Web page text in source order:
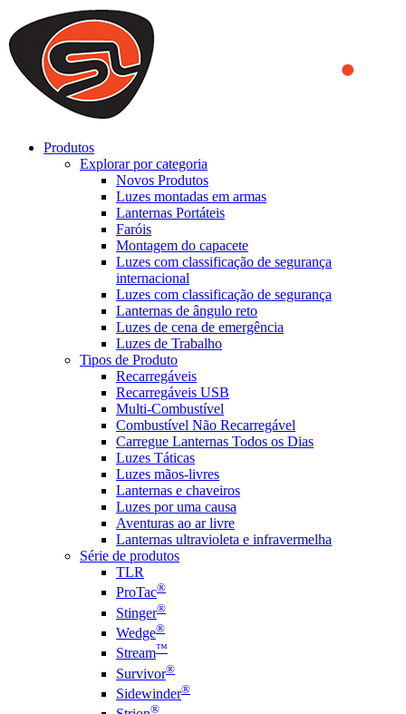
We use cookies to ensure that we provide you the best experience
on our website. By continuing to browse this website, you accept
that cookies are used to help us analyze how the website is used and
to offer you a better experience. To learn more or to find out how
you can disable cookies, you can access our
Produtos
Explorar por categoria
Novos Produtos
Luzes montadas em armas
Lanternas Portáteis
Faróis
Montagem do capacete
Luzes com classificação de segurança
internacional
Luzes com classificação de segurança
Lanternas de ângulo reto
Luzes de cena de emergência
Luzes de Trabalho
Tipos de Produto
Recarregáveis
Recarregáveis USB
Multi-Combustível
Combustível Não Recarregável
Carregue Lanternas Todos os Dias
Luzes Táticas
Luzes mãos-livres
Lanternas e chaveiros
Luzes por uma causa
Aventuras ao ar livre
Lanternas ultravioleta e infravermelha
Série de produtos
TLR
ProTac®
Stinger®
Wedge®
Stream™
Survivor®
Sidewinder®
®